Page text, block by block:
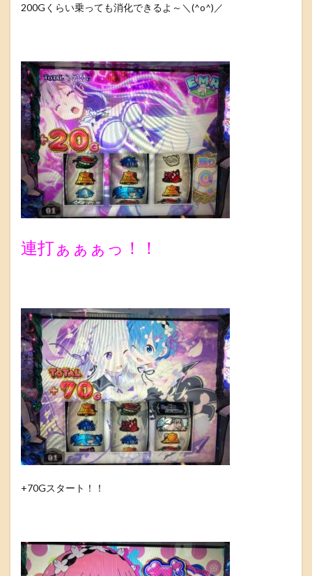
200Gくらい乗っても消化できるよ～＼(^o^)／
連打ぁぁぁっ！！
+70Gスタート！！